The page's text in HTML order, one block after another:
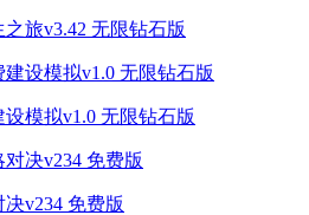
旅v3.42 无限钻石版
模拟v1.0 无限钻石版
v234 免费版